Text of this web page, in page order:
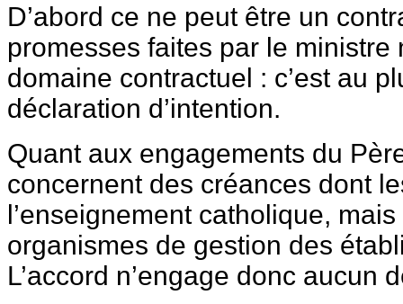
D’abord ce ne peut être un
promesses faites par le ministre
domaine contractuel : c’est au
déclaration d’intention.
Quant aux engagements du
concernent des créances dont
l’enseignement catholique,
organismes de gestion des
L’accord n’engage donc aucun